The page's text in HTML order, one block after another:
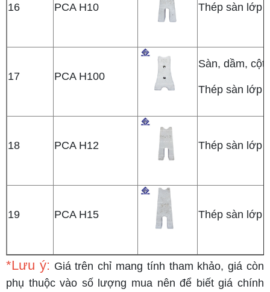
16 PCA H10 Thép sàn lớp
17 PCA H100
Sàn, dầm,
Thép sàn lớp
18 PCA H12 Thép sàn lớp
19 PCA H15 Thép sàn lớp
*Lưu ý: Giá trên chỉ mang tính tham khảo, giá còn
phụ thuộc vào số lượng mua nên để biết giá chính